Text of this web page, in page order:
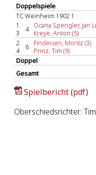
Doppelspiele
TC Weinheim 1902 1
1
3
4
Ocana Spengler, Jan
Kreye, Anton (5)
2
4
6
Findeisen, Moritz (3)
Prinz, Tim (9)
Doppel
Gesamt
Spielbericht (pdf)
Oberschiedsrichter: